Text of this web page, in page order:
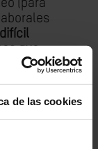
de las cookies
(para
difícil
que
que